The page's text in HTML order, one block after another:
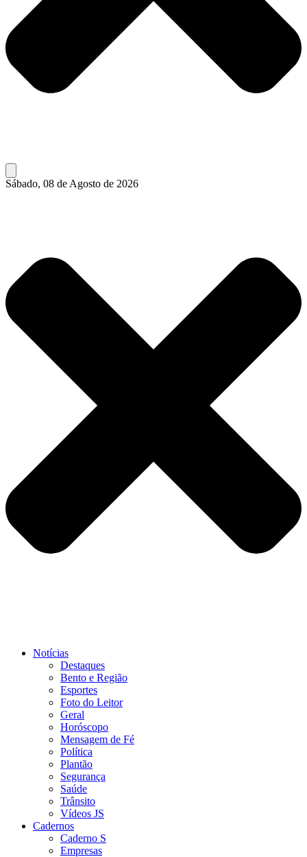
Sábado, 08 de Agosto de 2026
Notícias
Destaques
Bento e Região
Esportes
Foto do Leitor
Geral
Horóscopo
Mensagem de Fé
Política
Plantão
Segurança
Saúde
Trânsito
Vídeos JS
Cadernos
Caderno S
Empresas